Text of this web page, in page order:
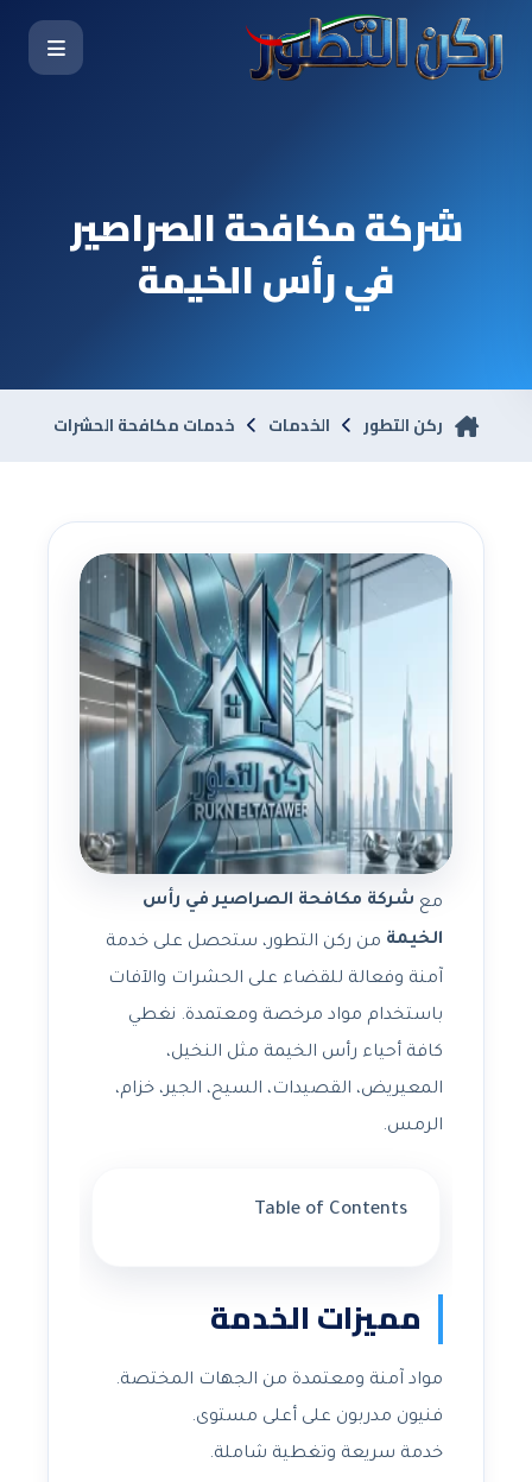
شركة مكافحة الصراصير
في رأس الخيمة
ركن التطور الخدمات خدمات مكافحة الحشرات
مع شركة مكافحة الصراصير في رأس
الخيمة من ركن التطور، ستحصل على خدمة
آمنة وفعالة للقضاء على الحشرات والآفات
باستخدام مواد مرخصة ومعتمدة. نغطي
كافة أحياء رأس الخيمة مثل النخيل،
المعيريض، القصيدات، السيح، الجير، خزام،
الرمس.
Table of Contents
مميزات الخدمة
مواد آمنة ومعتمدة من الجهات المختصة.
فنيون مدربون على أعلى مستوى.
خدمة سريعة وتغطية شاملة.